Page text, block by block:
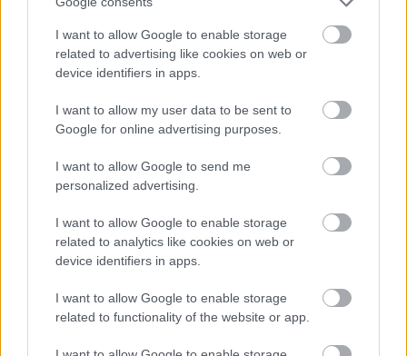
I want to allow Google to enable storage
related to advertising like cookies on web or
device identifiers in apps.
I want to allow my user data to be sent to
Google for online advertising purposes.
I want to allow Google to send me
personalized advertising.
I want to allow Google to enable storage
related to analytics like cookies on web or
device identifiers in apps.
I want to allow Google to enable storage
related to functionality of the website or app.
Megyeri Szabolcs•2013. szeptember 01.
Barátaim és olvasóim tudják, hogy mennyire
rajongok a szép kertekért, parkokért, növényekért,
világ legkülönbözőbb tájairól, melyeket szokás
szerint közzé is teszek, hiszen roppant érdekes dolog